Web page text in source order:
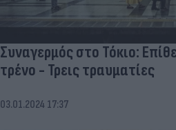
Συναγερμός στο Τόκιο:
τρένο - Τρεις τραυματίες
03.01.2024 17:37